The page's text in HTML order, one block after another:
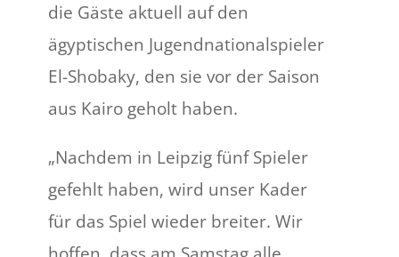
die Gäste aktuell auf den
ägyptischen Jugendnationalspieler
El-Shobaky, den sie vor der Saison
aus Kairo geholt haben.
„Nachdem in Leipzig fünf Spieler
gefehlt haben, wird unser Kader
für das Spiel wieder breiter. Wir